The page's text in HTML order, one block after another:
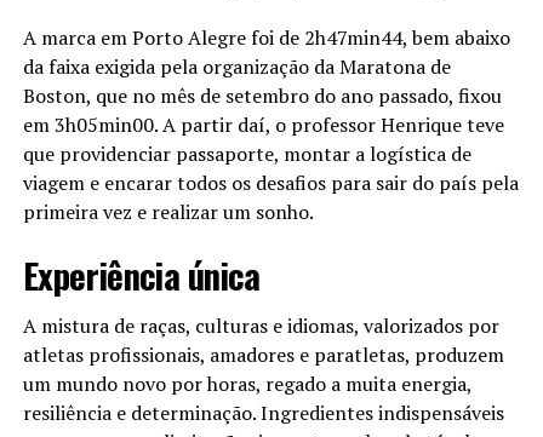
A marca em Porto Alegre foi de 2h47min44, bem abaixo
da faixa exigida pela organização da Maratona de
Boston, que no mês de setembro do ano passado, fixou
em 3h05min00. A partir daí, o professor Henrique teve
que providenciar passaporte, montar a logística de
viagem e encarar todos os desafios para sair do país pela
primeira vez e realizar um sonho.
Experiência única
A mistura de raças, culturas e idiomas, valorizados por
atletas profissionais, amadores e paratletas, produzem
um mundo novo por horas, regado a muita energia,
resiliência e determinação. Ingredientes indispensáveis